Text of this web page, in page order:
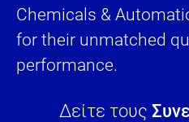
Chemicals &
for their unmatched
performance.
Δείτε τους